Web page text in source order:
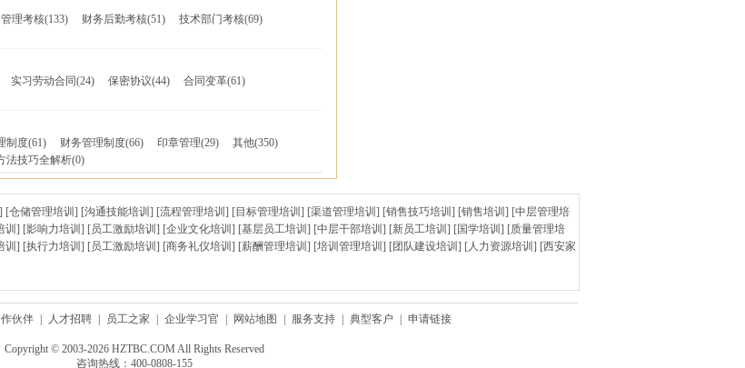
理考核(133) 财务后勤考核(51) 技术部门考核(69)
实习劳动合同(24) 保密协议(44) 合同变革(61)
制度(61) 财务管理制度(66) 印章管理(29) 其他(350)
法技巧全解析(0)
] [仓储管理培训 ] [沟通技能培训 ] [流程管理培训 ] [目标管理培训 ] [渠道管理培训 ] [销售技巧培训 ] [销售培训 ] [中层管理培
训 ] [影响力培训 ] [员工激励培训 ] [企业文化培训 ] [基层员工培训 ] [中层干部培训 ] [新员工培训 ] [国学培训 ] [质量管理培
训 ] [执行力培训 ] [员工激励培训 ] [商务礼仪培训 ] [薪酬管理培训 ] [培训管理培训 ] [团队建设培训 ] [人力资源培训 ] [西安家
伙伴 人才招聘 员工之家 企业学习官 网站地图 服务支持 典型客户 申请链接
Copyright © 2003-2026 HZTBC.COM All Rights Reserved
咨询热线：400-0808-155